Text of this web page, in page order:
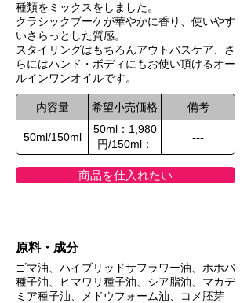
種類をミックスをしました。
クラシックブーケが華やかに香り、使いやす
いさらっとした質感。
スタイリングはもちろんアウトバスケア、さ
らにはハンド・ボディにもお使い頂けるオー
ルインワンオイルです。
内容量 希望小売価格 備考
50ml/150ml
50ml：1,980
円/150ml：
3,300円
---
商品を仕入れたい
原料・成分
ゴマ油、ハイブリッドサフラワー油、ホホバ
種子油、ヒマワリ種子油、シア脂油、マカデ
ミア種子油、メドウフォーム油、コメ胚芽